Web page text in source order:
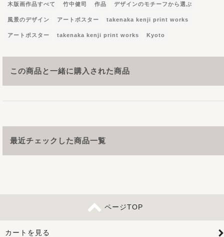
木版画作品すべて 竹中健司 作品 デザインのモチーフから選ぶ
風景のデザイン アートポスター takenaka kenji print works
アートポスター takenaka kenji print works Kyoto
この商品と一緒に購入された商品
最近チェックした商品一覧
ページTOP
カートを見る